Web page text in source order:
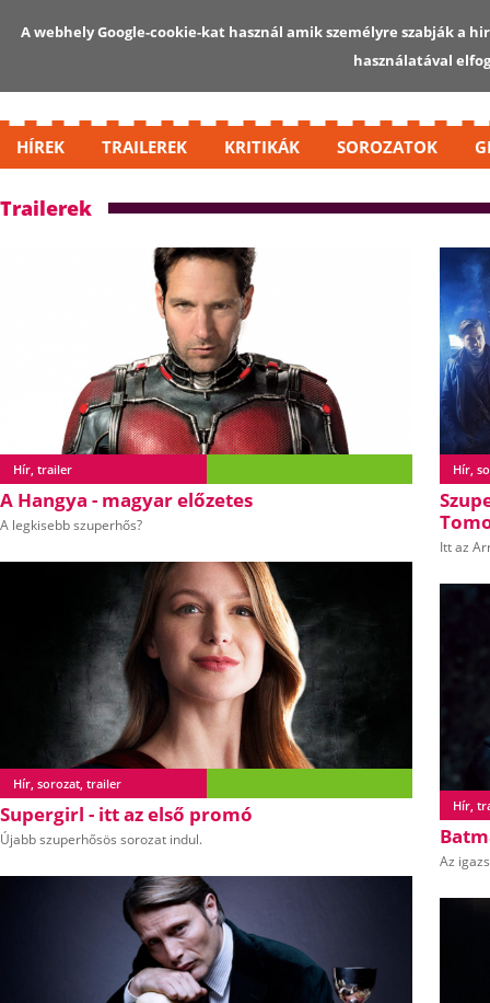
HÍREK TRAILEREK KRITIKÁK SOROZATOK
Trailerek
Hír, trailer
A Hangya - magyar előzetes
A legkisebb szuperhős?
Hír, sorozat, trailer
Supergirl - itt az első promó
Újabb szuperhősös sorozat indul.
Hír,
Itt az
Hír,
Az
A webhely Google-cookie-kat használ amik személyre szabják a
használatával